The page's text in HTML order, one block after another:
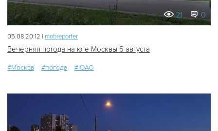
21 0
05.08 20:12 | mobreporter
Вечерняя погода на юге Москвы 5 августа
#Москва #погода #ЮАО